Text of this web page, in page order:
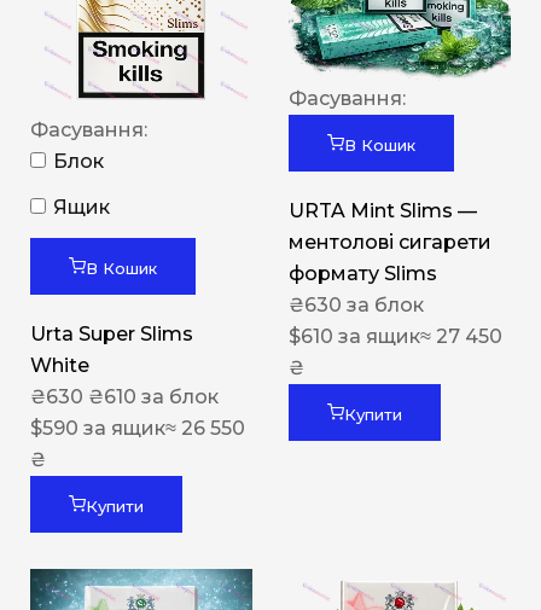
Фасування:
Блок
Ящик
В Кошик
Urta Super Slims
White
₴630 ₴610 за блок
$590 за ящик≈ 26 550
₴
Купити
Фасування:
В Кошик
URTA Mint Slims —
ментолові сигарети
формату Slims
₴630 за блок
$610 за ящик≈ 27 450
₴
Купити